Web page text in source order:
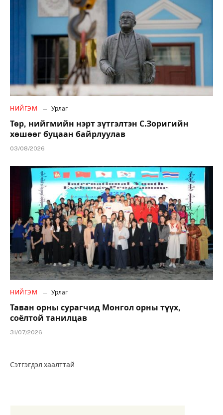
НИЙГЭМ Урлаг
Төр, нийгмийн нэрт зүтгэлтэн С.Зоригийн
хөшөөг буцаан байрлуулав
03/08/2026
НИЙГЭМ Урлаг
Таван орны сурагчид Монгол орны түүх,
соёлтой танилцав
31/07/2026
Сэтгэгдэл хаалттай